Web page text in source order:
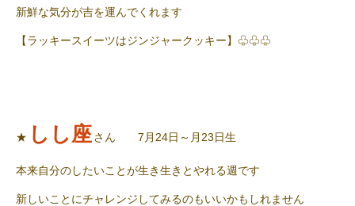
新鮮な気分が吉を運んでくれます
【ラッキースイーツはジンジャークッキー】♧♧♧
★ しし座さん 7月24日～月23日生
本来自分のしたいことが生き生きとやれる週です
新しいことにチャレンジしてみるのもいいかもしれません